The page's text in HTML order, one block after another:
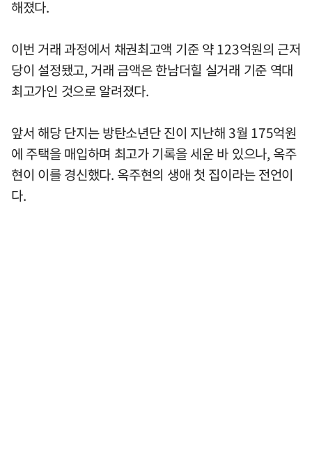
해졌다.
이번 거래 과정에서 채권최고액 기준 약 123억원의 근저
당이 설정됐고, 거래 금액은 한남더힐 실거래 기준 역대
최고가인 것으로 알려졌다.
앞서 해당 단지는 방탄소년단 진이 지난해 3월 175억원
에 주택을 매입하며 최고가 기록을 세운 바 있으나, 옥주
현이 이를 경신했다. 옥주현의 생애 첫 집이라는 전언이
다.